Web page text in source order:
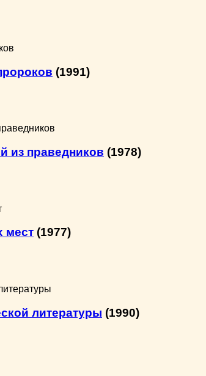
(1991)
из праведников (1978)
мест (1977)
литературы (1990)